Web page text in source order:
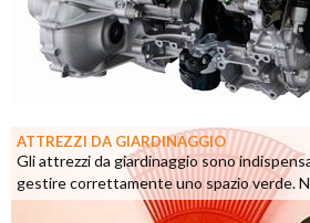
ATTREZZI DA GIARDINAGGIO
Gli attrezzi da giardinaggio sono
gestire correttamente uno spazio verde.